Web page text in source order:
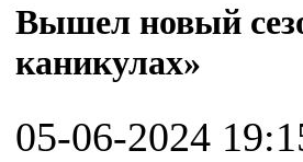
Вышел новый
каникулах»
05-06-2024